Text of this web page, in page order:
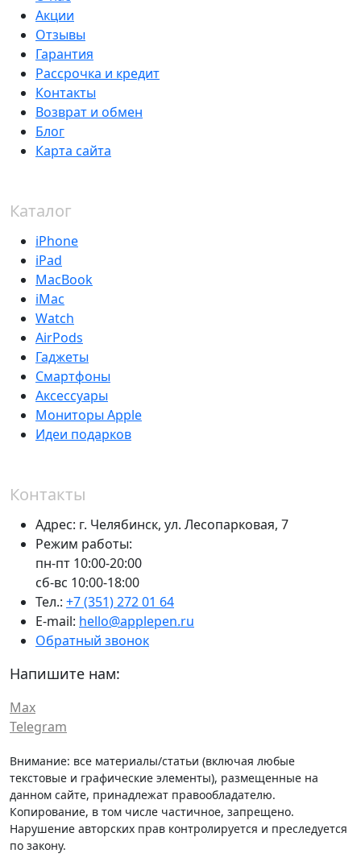
Акции
Отзывы
Гарантия
Рассрочка и кредит
Контакты
Возврат и обмен
Блог
Карта сайта
Каталог
iPhone
iPad
MacBook
iMac
Watch
AirPods
Гаджеты
Смартфоны
Аксессуары
Мониторы Apple
Идеи подарков
Контакты
Адрес: г. Челябинск, ул. Лесопарковая, 7
Режим работы:
пн-пт 10:00-20:00
сб-вс 10:00-18:00
Тел.: +7 (351) 272 01 64
E-mail: hello@applepen.ru
Обратный звонок
Напишите нам:
Max
Telegram
Внимание: все материалы/статьи (включая любые
текстовые и графические элементы), размещенные на
данном сайте, принадлежат правообладателю.
Копирование, в том числе частичное, запрещено.
Нарушение авторских прав контролируется и преследуется
по закону.